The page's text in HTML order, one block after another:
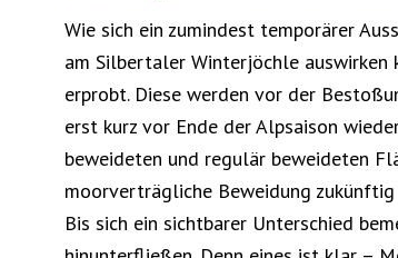
Wie sich ein zumindest temporärer
am Silbertaler Winterjöchle
erprobt. Diese werden vor der
erst kurz vor Ende der Alpsaison
beweideten und regulär beweideten
moorverträgliche Beweidung zukünftig
Bis sich ein sichtbarer Unterschied